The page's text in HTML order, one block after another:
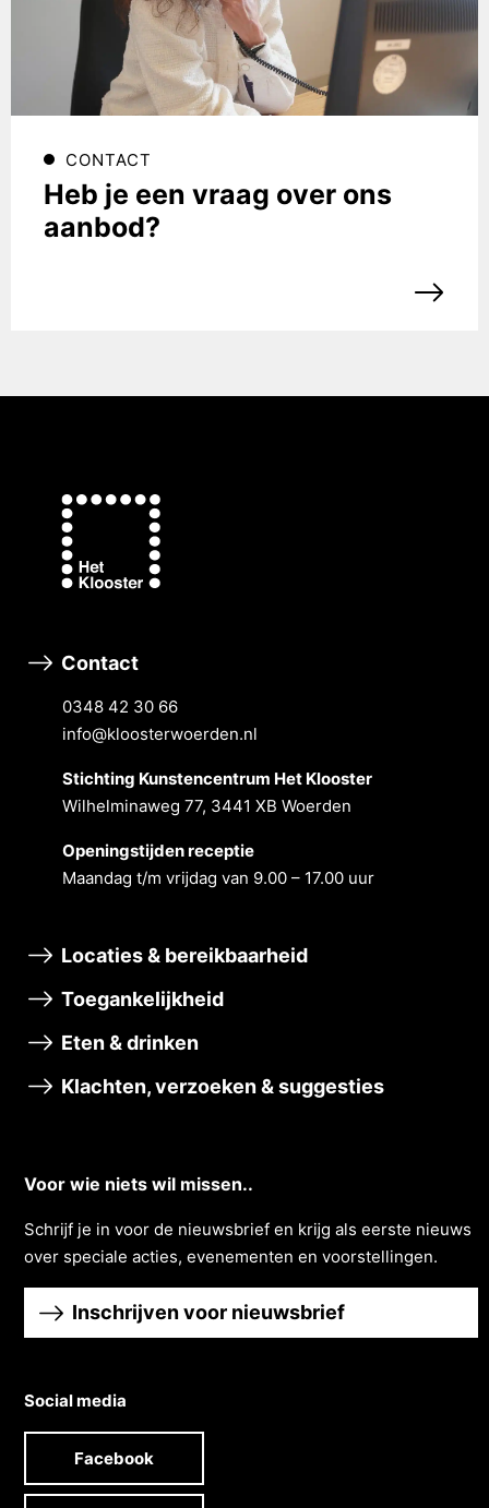
CONTACT
Heb je een vraag over ons
aanbod?
Contact
0348 42 30 66
info@kloosterwoerden.nl
Stichting Kunstencentrum Het Klooster
Wilhelminaweg 77, 3441 XB Woerden
Openingstĳden receptie
Maandag t/m vrĳdag van 9.00 – 17.00 uur
Locaties & bereikbaarheid
Toegankelijkheid
Eten & drinken
Klachten, verzoeken & suggesties
Voor wie niets wil missen..
Schrĳf je in voor de nieuwsbrief en krĳg als eerste nieuws
over speciale acties, evenementen en voorstellingen.
Inschrijven voor nieuwsbrief
Social media
Facebook